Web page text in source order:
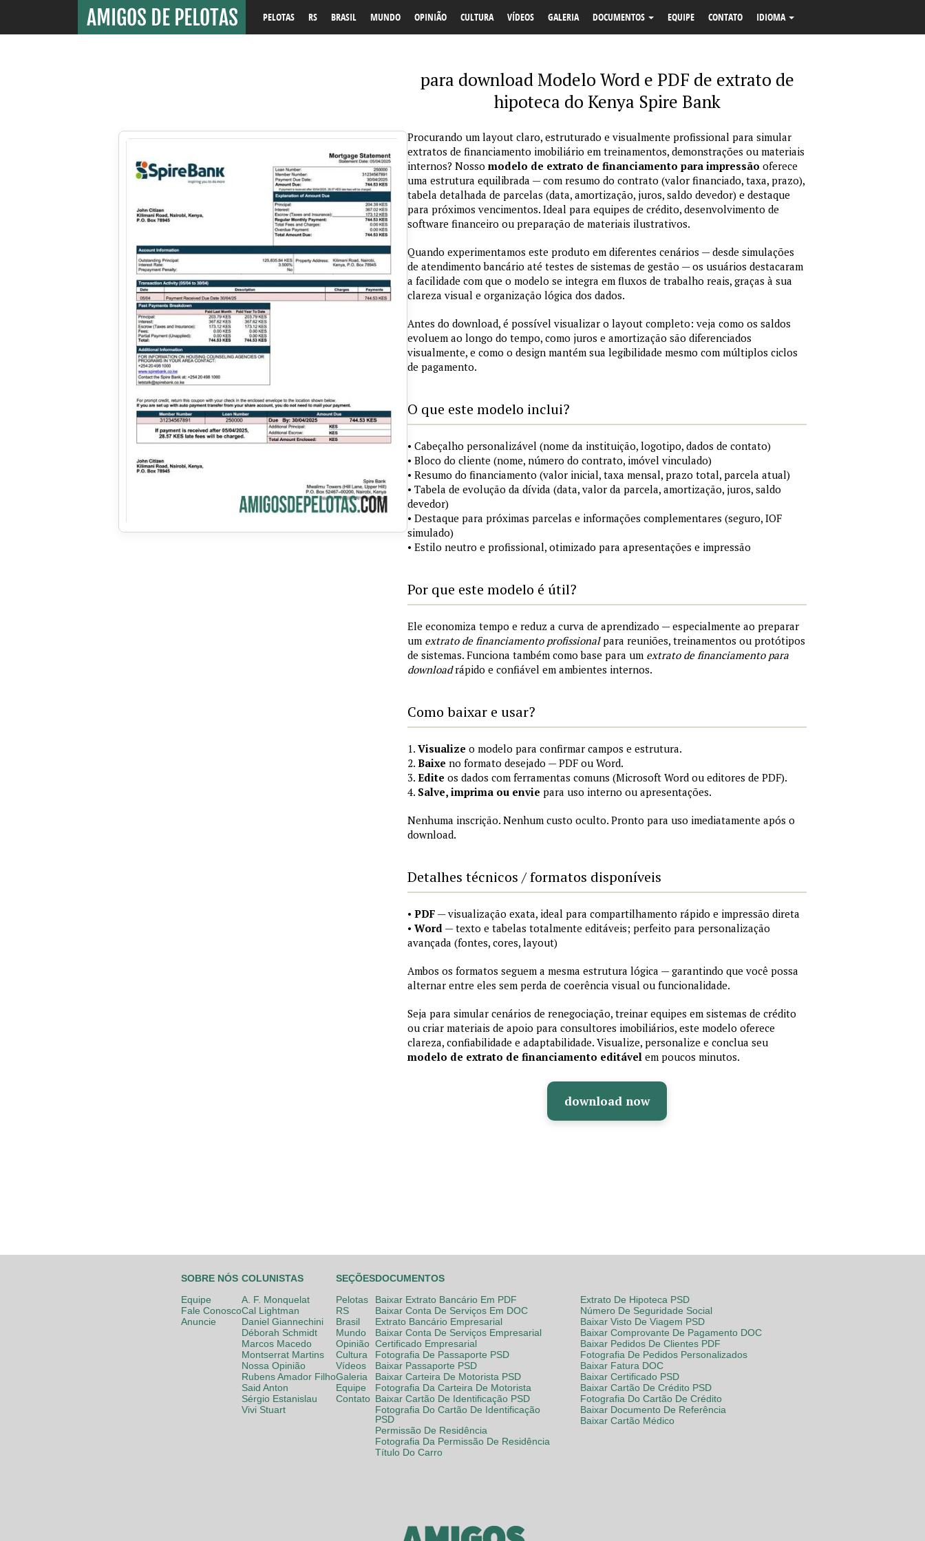
PELOTAS RS BRASIL MUNDO OPINIÃO CULTURA VÍDEOS GALERIA DOCUMENTOS EQUIPE CONTATO IDIOMA
para download Modelo Word e PDF de extrato de
hipoteca do Kenya Spire Bank
Procurando um layout claro, estruturado e visualmente profissional para simular
extratos de financiamento imobiliário em treinamentos, demonstrações ou materiais
internos? Nosso modelo de extrato de financiamento para impressão oferece
uma estrutura equilibrada — com resumo do contrato (valor financiado, taxa, prazo),
tabela detalhada de parcelas (data, amortização, juros, saldo devedor) e destaque
para próximos vencimentos. Ideal para equipes de crédito, desenvolvimento de
software financeiro ou preparação de materiais ilustrativos.
Quando experimentamos este produto em diferentes cenários — desde simulações
de atendimento bancário até testes de sistemas de gestão — os usuários destacaram
a facilidade com que o modelo se integra em fluxos de trabalho reais, graças à sua
clareza visual e organização lógica dos dados.
Antes do download, é possível visualizar o layout completo: veja como os saldos
evoluem ao longo do tempo, como juros e amortização são diferenciados
visualmente, e como o design mantém sua legibilidade mesmo com múltiplos ciclos
de pagamento.
O que este modelo inclui?
• Cabeçalho personalizável (nome da instituição, logotipo, dados de contato)
• Bloco do cliente (nome, número do contrato, imóvel vinculado)
• Resumo do financiamento (valor inicial, taxa mensal, prazo total, parcela atual)
• Tabela de evolução da dívida (data, valor da parcela, amortização, juros, saldo
devedor)
• Destaque para próximas parcelas e informações complementares (seguro, IOF
simulado)
• Estilo neutro e profissional, otimizado para apresentações e impressão
Por que este modelo é útil?
Ele economiza tempo e reduz a curva de aprendizado — especialmente ao preparar
um extrato de financiamento profissionalpara reuniões, treinamentos ou protótipos
de sistemas. Funciona também como base para um extrato de financiamento para
downloadrápido e confiável em ambientes internos.
Como baixar e usar?
1. Visualize o modelo para confirmar campos e estrutura.
2. Baixe no formato desejado — PDF ou Word.
3. Edite os dados com ferramentas comuns (Microsoft Word ou editores de PDF).
4. Salve, imprima ou envie para uso interno ou apresentações.
Nenhuma inscrição. Nenhum custo oculto. Pronto para uso imediatamente após o
download.
Detalhes técnicos / formatos disponíveis
• PDF — visualização exata, ideal para compartilhamento rápido e impressão direta
• Word — texto e tabelas totalmente editáveis; perfeito para personalização
avançada (fontes, cores, layout)
Ambos os formatos seguem a mesma estrutura lógica — garantindo que você possa
alternar entre eles sem perda de coerência visual ou funcionalidade.
Seja para simular cenários de renegociação, treinar equipes em sistemas de crédito
ou criar materiais de apoio para consultores imobiliários, este modelo oferece
clareza, confiabilidade e adaptabilidade. Visualize, personalize e conclua seu
modelo de extrato de financiamento editável em poucos minutos.
download now
SOBRE NÓS
Equipe
Fale Conosco
Anuncie
COLUNISTAS
A. F. Monquelat
Cal Lightman
Daniel Giannechini
Déborah Schmidt
Marcos Macedo
Montserrat Martins
Nossa Opinião
Rubens Amador Filho
Said Anton
Sérgio Estanislau
Vivi Stuart
SEÇÕES
Pelotas
RS
Brasil
Mundo
Opinião
Cultura
Vídeos
Galeria
Equipe
Contato
DOCUMENTOS
Baixar Extrato Bancário Em PDF
Baixar Conta De Serviços Em DOC
Extrato Bancário Empresarial
Baixar Conta De Serviços Empresarial
Certificado Empresarial
Fotografia De Passaporte PSD
Baixar Passaporte PSD
Baixar Carteira De Motorista PSD
Fotografia Da Carteira De Motorista
Baixar Cartão De Identificação PSD
Fotografia Do Cartão De Identificação
PSD
Permissão De Residência
Fotografia Da Permissão De Residência
Título Do Carro
Extrato De Hipoteca PSD
Número De Seguridade Social
Baixar Visto De Viagem PSD
Baixar Comprovante De Pagamento DOC
Baixar Pedidos De Clientes PDF
Fotografia De Pedidos Personalizados
Baixar Fatura DOC
Baixar Certificado PSD
Baixar Cartão De Crédito PSD
Fotografia Do Cartão De Crédito
Baixar Documento De Referência
Baixar Cartão Médico